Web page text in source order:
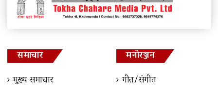
समाचार
मुख्य समाचार
मनोरञ्जन
गीत/संगीत